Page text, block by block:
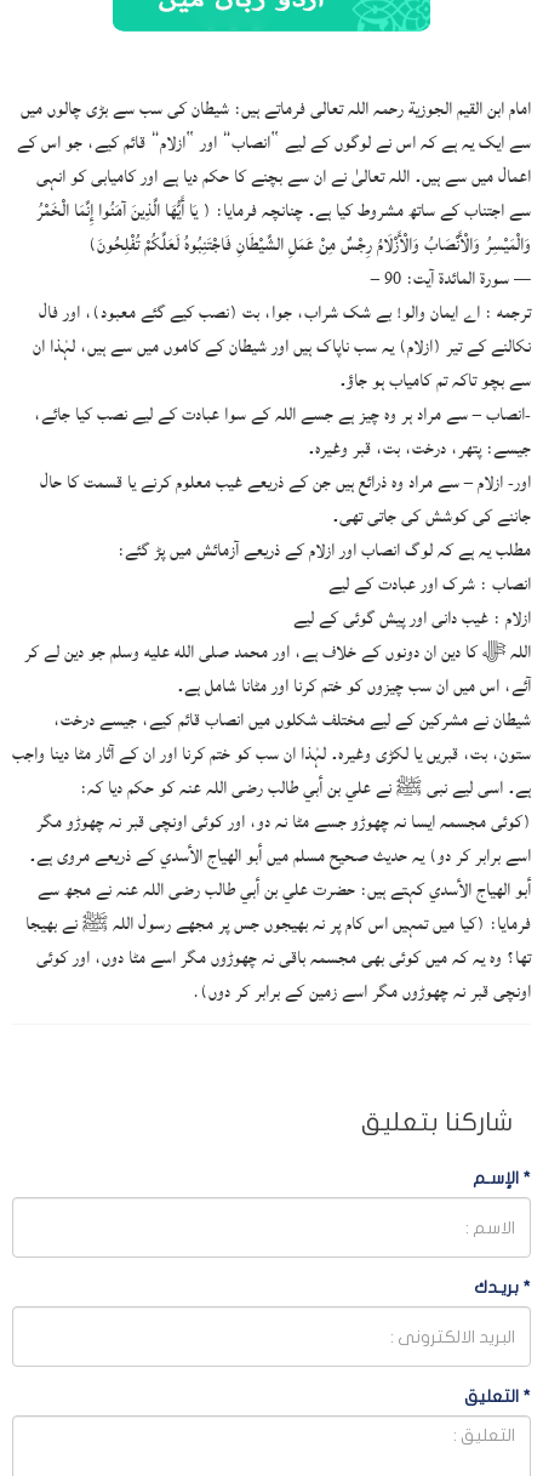
امام ابن القيم الجوزية رحمہ اللہ تعالى فرماتے ہیں: شیطان کی سب سے بڑی چالوں میں
سے ایک یہ ہے کہ اس نے لوگوں کے لیے “انصاب” اور “ازلام” قائم کیے، جو اس کے
اعمال میں سے ہیں۔ اللہ تعالیٰ نے ان سے بچنے کا حکم دیا ہے اور کامیابی کو انہی
سے اجتناب کے ساتھ مشروط کیا ہے۔ چنانچہ فرمایا: ( يَا أَيُّهَا الَّذِينَ آمَنُوا إِنَّمَا الْخَمْرُ
وَالْمَيْسِرُ وَالْأَنْصَابُ وَالْأَزْلَامُ رِجْسٌ مِنْ عَمَلِ الشَّيْطَانِ فَاجْتَنِبُوهُ لَعَلَّكُمْ تُفْلِحُونَ)
— سورة المائدة آیت: 90 –
ترجمه : اے ایمان والو! بے شک شراب، جوا، بت (نصب کیے گئے معبود)، اور فال
نکالنے کے تیر (ازلام) یہ سب ناپاک ہیں اور شیطان کے کاموں میں سے ہیں، لہٰذا ان
سے بچو تاکہ تم کامیاب ہو جاؤ۔
-انصاب – سے مراد ہر وہ چیز ہے جسے اللہ کے سوا عبادت کے لیے نصب کیا جائے،
جیسے: پتھر، درخت، بت، قبر وغیرہ۔
اور- ازلام – سے مراد وہ ذرائع ہیں جن کے ذریعے غیب معلوم کرنے یا قسمت کا حال
جاننے کی کوشش کی جاتی تھی۔
مطلب یہ ہے کہ لوگ انصاب اور ازلام کے ذریعے آزمائش میں پڑ گئے:
انصاب : شرک اور عبادت کے لیے
ازلام : غیب دانی اور پیش گوئی کے لیے
اللہ ﷻ کا دین ان دونوں کے خلاف ہے، اور محمد صلى الله عليه وسلم جو دین لے کر
آئے، اس میں ان سب چیزوں کو ختم کرنا اور مٹانا شامل ہے۔
شیطان نے مشرکین کے لیے مختلف شکلوں میں انصاب قائم کیے، جیسے درخت،
ستون، بت، قبریں یا لکڑی وغیرہ۔ لہٰذا ان سب کو ختم کرنا اور ان کے آثار مٹا دینا واجب
ہے۔ اسی لیے نبی ﷺ نے علي بن أبي طالب رضی اللہ عنہ کو حکم دیا کہ:
(کوئی مجسمہ ایسا نہ چھوڑو جسے مٹا نہ دو، اور کوئی اونچی قبر نہ چھوڑو مگر
اسے برابر کر دو) یہ حدیث صحيح مسلم میں أبو الهياج الأسدي کے ذریعے مروی ہے۔
أبو الهياج الأسدي کہتے ہیں: حضرت علي بن أبي طالب رضی اللہ عنہ نے مجھ سے
فرمایا: (کیا میں تمہیں اس کام پر نہ بھیجوں جس پر مجھے رسول اللہ ﷺ نے بھیجا
تھا؟ وہ یہ کہ میں کوئی بھی مجسمہ باقی نہ چھوڑوں مگر اسے مٹا دوں، اور کوئی
اونچی قبر نہ چھوڑوں مگر اسے زمین کے برابر کر دوں).
شاركنا بتعليق
* الإسـم
* بريـدك
* التعليق